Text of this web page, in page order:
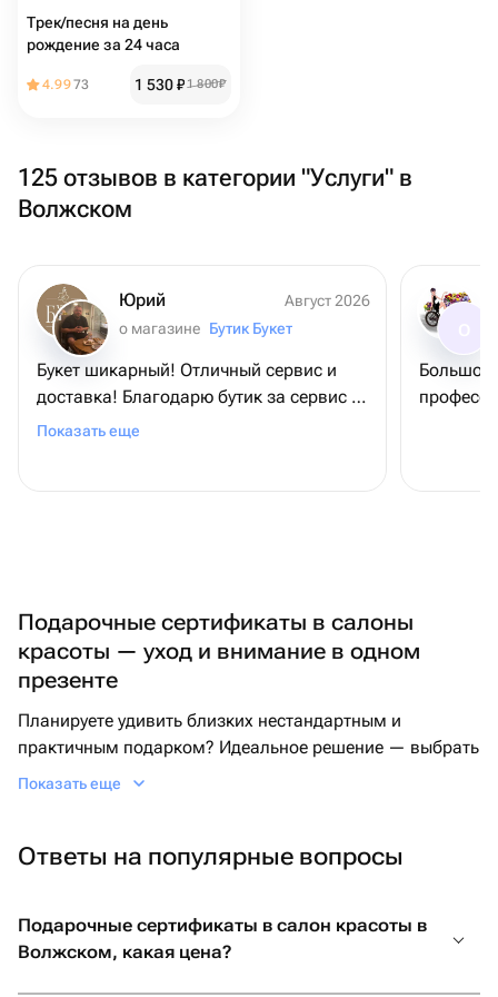
Трек/песня на день
рождение за 24 часа
4.9973 1 530₽1 800₽
125 отзывов в категории "Услуги" в
Волжском
Юрий
Август 2026
о магазине Бутик Букет
Букет шикарный! Отличный сервис и
доставка! Благодарю бутик за сервис и
букет, - именинница довольна
Показать еще
Большое
Подарочные сертификаты в салоны
красоты — уход и внимание в одном
презенте
Планируете удивить близких нестандартным и
практичным подарком? Идеальное решение — выбрать
подарочный сертификат в салон красоты. Такой
Если вы ищете подарок подруге, маме или коллеге,
для женщин в салон красоты. Он откроет доступ к
разнообразным услугам: стильной укладке, уходовым
Показать еще
Ответы на популярные вопросы
Подарочные сертификаты в салон красоты в
Волжском, какая цена?